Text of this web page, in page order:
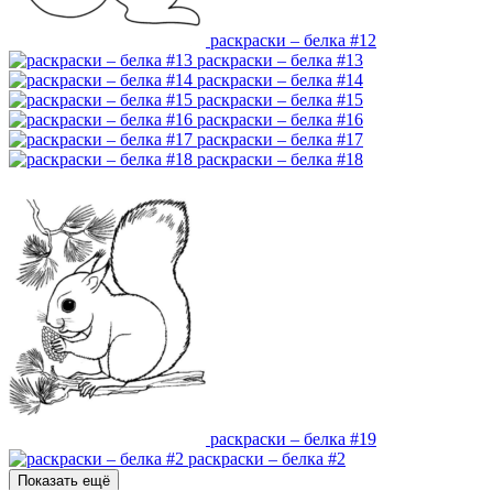
раскраски – белка #12
раскраски – белка #13
раскраски – белка #14
раскраски – белка #15
раскраски – белка #16
раскраски – белка #17
раскраски – белка #18
раскраски – белка #19
раскраски – белка #2
Показать ещё